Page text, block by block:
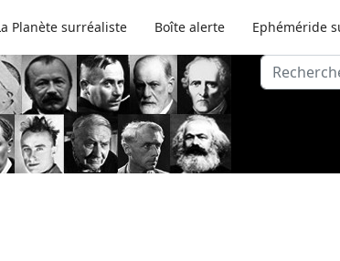
Planète surréaliste Boîte alerte Ephéméride
Valider